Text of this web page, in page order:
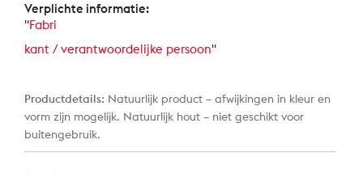
Verplichte informatie:
"Fabri
kant / verantwoordelijke persoon"
Productdetails: Natuurlijk product – afwijkingen in kleur en
vorm zijn mogelijk. Natuurlijk hout – niet geschikt voor
buitengebruik.